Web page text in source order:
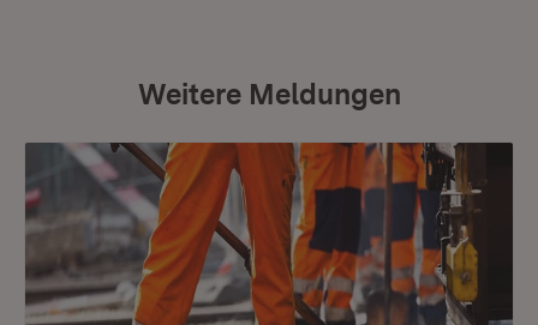
Weitere Meldungen